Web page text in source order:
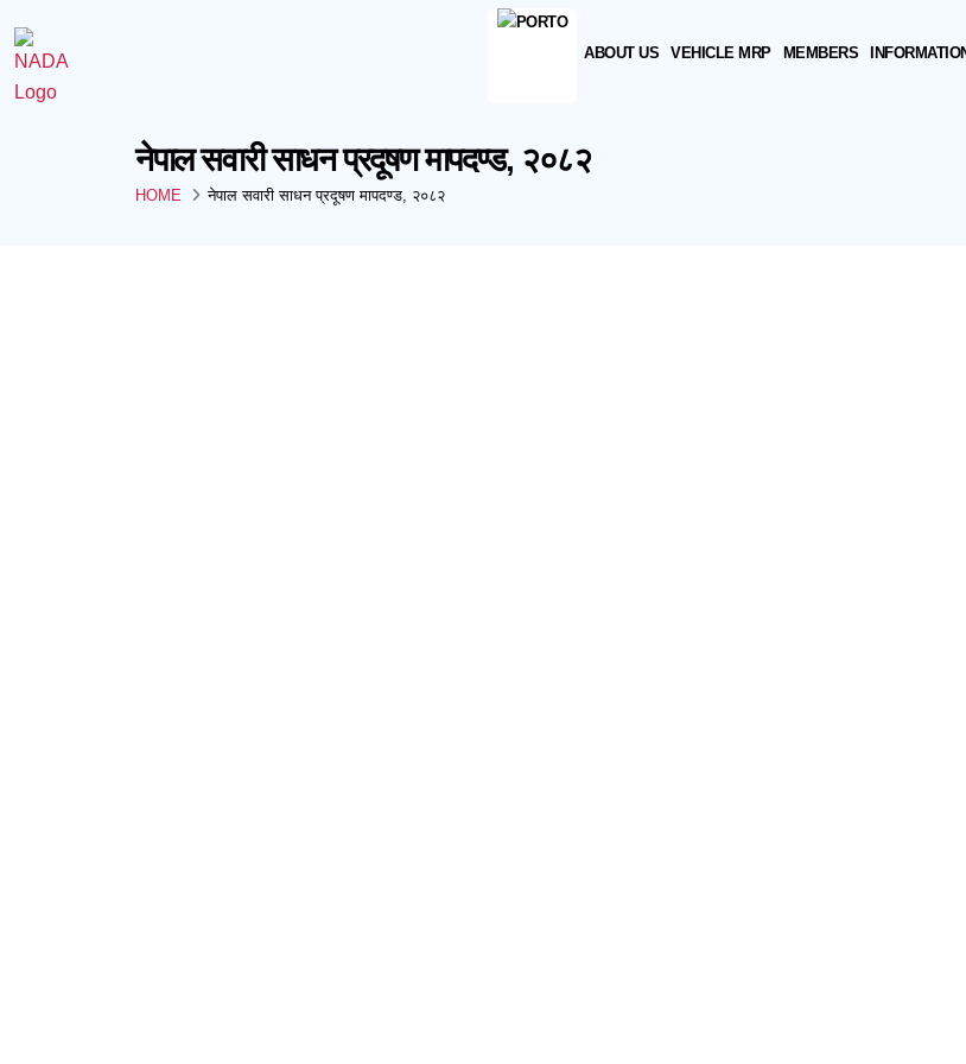
ABOUT US VEHICLE MRP MEMBERS
नेपाल सवारी साधन प्रदूषण मापदण्ड, २०८२
HOME नेपाल सवारी साधन प्रदूषण मापदण्ड, २०८२